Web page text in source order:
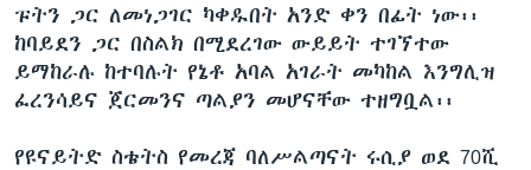
ፑትን ጋር ለመነጋገር ካቀዱበት አንድ ቀን በፊት ነው፡፡
ከባይደን ጋር በስልክ በሚደረገው ውይይት ተገኘተው
ይማከራሉ ከተባሉት የኔቶ አባል አገራት መካከል እንግሊዝ
ፈረንሳይና ጀርመንና ጣልያን መሆናቸው ተዘግቧል፡፡
የዩናይትድ ስቴትስ የመረጃ ባለሥልጣናት ሩሲያ ወደ 70ሺ